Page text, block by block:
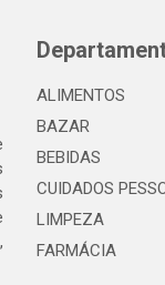
ALIMENTOS
BAZAR
BEBIDAS
CUIDADOS
LIMPEZA
FARMÁCIA